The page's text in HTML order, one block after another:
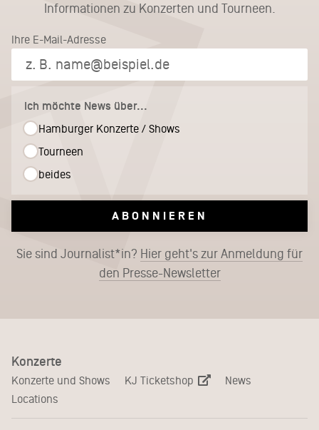
Informationen zu Konzerten und Tourneen.
Ihre E-Mail-Adresse
Ich möchte News über...
Hamburger Konzerte / Shows
Tourneen
beides
ABONNIEREN
Sie sind Journalist*in? Hier geht's zur Anmeldung für
den Presse-Newsletter
Konzerte
Konzerte und Shows KJ Ticketshop
News
Locations